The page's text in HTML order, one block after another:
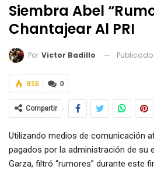
Siembra Abel
Chantajear Al PRI
Por Victor Badillo Publicado
0
916
Compartir
Utilizando medios de comunicación
pagados por la administración de su
Garza, filtró “rumores” durante este